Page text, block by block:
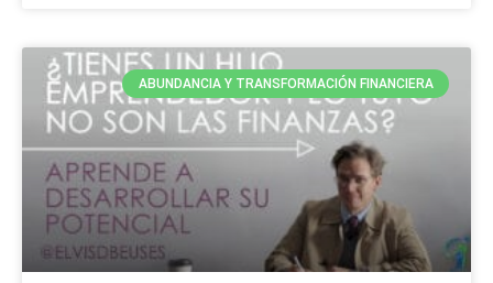
ABUNDANCIA Y TRANSFORMACIÓN FINANCIERA